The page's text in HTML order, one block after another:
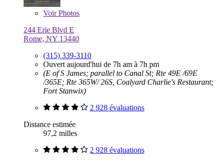
VoirPhotos
244 Erie Blvd E
Rome, NY 13440
(315) 339-3110
Ouvert aujourd'hui de 7h am à 7h pm
(E of S James; parallel to Canal St; Rte 49E /69E
/365E; Rte 365W/ 26S, Coalyard Charlie's Restaurant;
Fort Stanwix)
2 928 évaluations
Distance estimée
97,2 milles
2 928 évaluations